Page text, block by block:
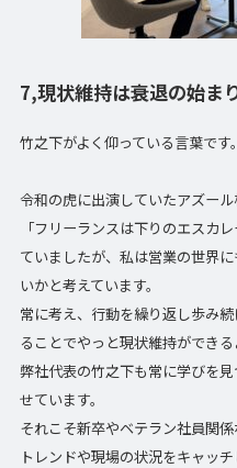
7,現状維持は衰退の始ま
竹之下がよく仰っている言葉です。
令和の虎に出演していたアズー
「フリーランスは下りのエスカ
ていましたが、私は営業の世界
いかと考えています。
常に考え、行動を繰り返し歩み
ることでやっと現状維持ができ
弊社代表の竹之下も常に学びを
せています。
それこそ新卒やベテラン社員関
トレンドや現場の状況をキャッ